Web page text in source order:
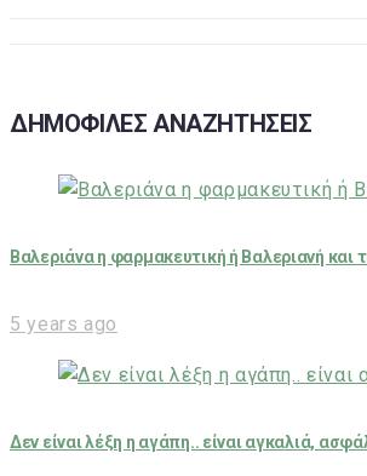
ΔΗΜΟΦΙΛΕΣ ΑΝΑΖΗΤΗΣΕΙΣ
Βαλεριάνα η φαρμακευτική ή Βαλεριανή και
5 years ago
Δεν είναι λέξη η αγάπη.. είναι αγκαλιά,